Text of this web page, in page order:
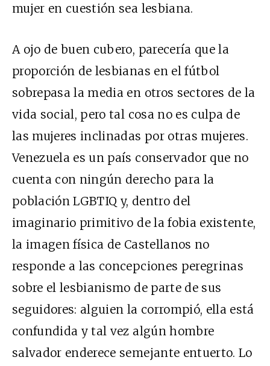
mujer en cuestión sea lesbiana.
A ojo de buen cubero, parecería que la
proporción de lesbianas en el fútbol
sobrepasa la media en otros sectores de la
vida social, pero tal cosa no es culpa de
las mujeres inclinadas por otras mujeres.
Venezuela es un país conservador que no
cuenta con ningún derecho para la
población LGBTIQ y, dentro del
imaginario primitivo de la fobia existente,
la imagen física de Castellanos no
responde a las concepciones peregrinas
sobre el lesbianismo de parte de sus
seguidores: alguien la corrompió, ella está
confundida y tal vez algún hombre
salvador enderece semejante entuerto. Lo